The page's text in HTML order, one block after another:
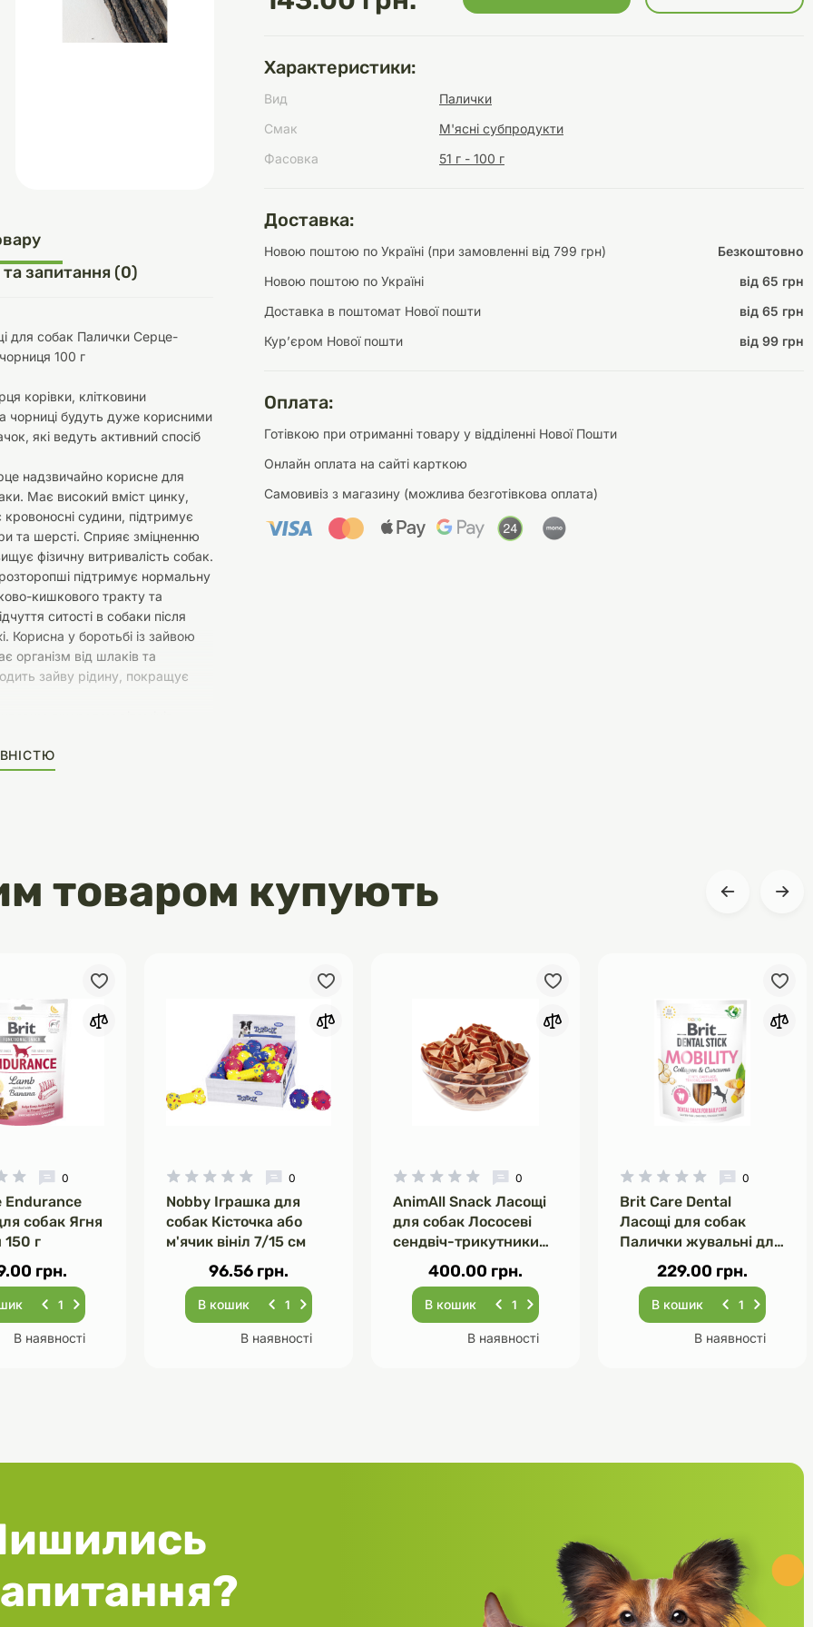
Домашній затишок
Інструменти для
Переноски Автоаксесуари
та аскесуари
Засоби для догляду Домашній затишок
Інструменти для
догляду
Наповнювачі
Засоби для догляду Декорації
Аксесуари
Характеристики:
Вид
Палички
Смак
М'ясні субпродукти
Фасовка
51 г - 100 г
Доставка:
Новою поштою по Україні (при замовленні від 799 грн)
Безкоштовно
Новою поштою по Україні
від 65 грн
Доставка в поштомат Нової пошти
від 65 грн
Курʼєром Нової пошти
від 99 грн
Оплата:
Готівкою при отриманні товару у відділенні Нової Пошти
Онлайн оплата на сайті карткою
Самовивіз з магазину (можлива безготівкова оплата)
та запитання (0)
для собак Палички Серце-
100 г
корівки, клітковини
чорниці будуть дуже корисними
які ведуть активний спосіб
надзвичайно корисне для
Має високий вміст цинку,
судини, підтримує
та шерсті. Сприяє зміцненню
фізичну витривалість собак.
підтримує нормальну
кишкового тракту та
ситості в собаки після
Корисна у боротьбі із зайвою
організм від шлаків та
зайву рідину, покращує
і сприяють їх оновленню.
розторопша, гарбузове
товаром купують
0
Endurance
собак Ягня
150 г
грн.
В наявності
0
Nobby Іграшка для
собак Кісточка або
м'ячик вініл 7/15 см
96.56 грн.
В кошик
В наявності
0
AnimAll Snack Ласощі
для собак Лососеві
сендвіч-трикутники
400.00 грн.
В кошик
В наявності
0
Brit Care Dental
Ласощі для собак
Палички жувальні для
суглобів 251 г
229.00 грн.
В кошик
В наявності